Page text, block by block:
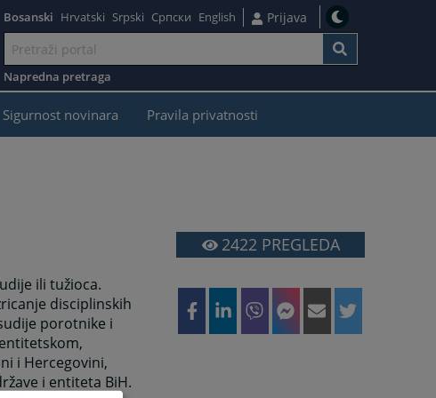
Bosanski Hrvatski Srpski Српски English Prijava
Napredna pretraga
Sigurnost novinara Pravila privatnosti
ili tužioca.
disciplinskih
porotnike i
i Hercegovini,
i entiteta BiH.
2422PREGLEDA